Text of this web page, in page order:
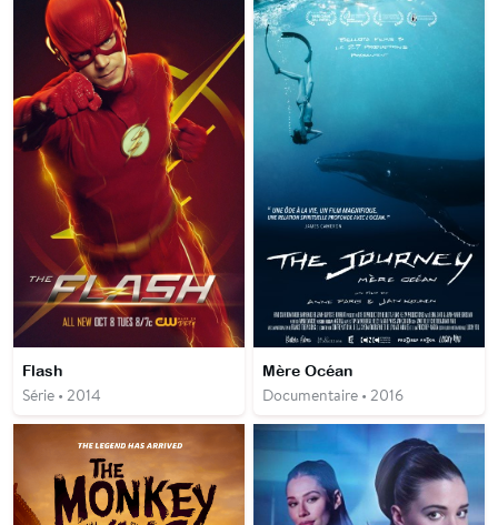
Flash
Série • 2014
Mère Océan
Documentaire • 2016